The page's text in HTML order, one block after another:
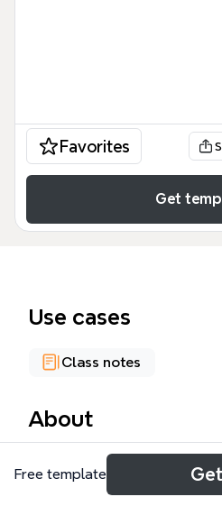
Favorites
Get
Use cases
Class notes
About
المذاهب الفكرية المعاصرة أداة
للطلاب والباحثين في العلوم
Free template